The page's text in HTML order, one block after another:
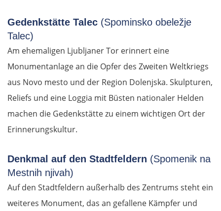
Gedenkstätte Talec (Spominsko obeležje
Talec)
Am ehemaligen Ljubljaner Tor erinnert eine
Monumentanlage an die Opfer des Zweiten Weltkriegs
aus Novo mesto und der Region Dolenjska. Skulpturen,
Reliefs und eine Loggia mit Büsten nationaler Helden
machen die Gedenkstätte zu einem wichtigen Ort der
Erinnerungskultur.
Denkmal auf den Stadtfeldern (Spomenik na
Mestnih njivah)
Auf den Stadtfeldern außerhalb des Zentrums steht ein
weiteres Monument, das an gefallene Kämpfer und